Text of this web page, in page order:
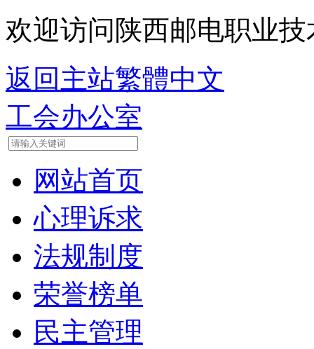
欢迎访问陕西邮电职业
返回主站繁體中文
工会办公室
网站首页
心理诉求
法规制度
荣誉榜单
民主管理